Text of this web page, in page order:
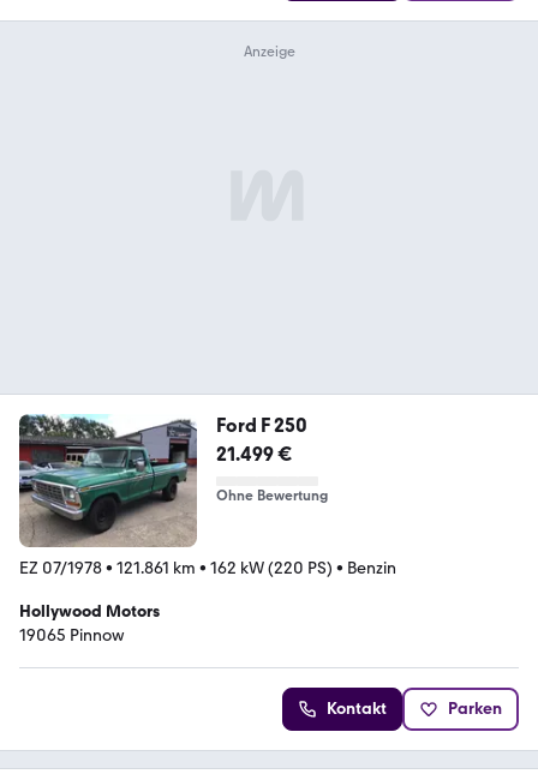
Ford F 250
21.499 €
Ohne Bewertung
EZ 07/1978• 121.861 km • 162 kW (220 PS) • Benzin
Hollywood Motors
19065 Pinnow
Kontakt Parken